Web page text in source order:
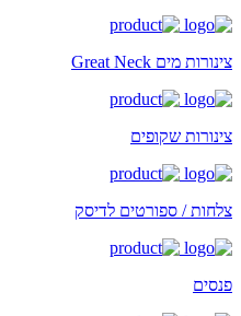
צינורות מים Great Neck
צינורות שקופים
צלחות / ספורטים לדיסק
פנסים